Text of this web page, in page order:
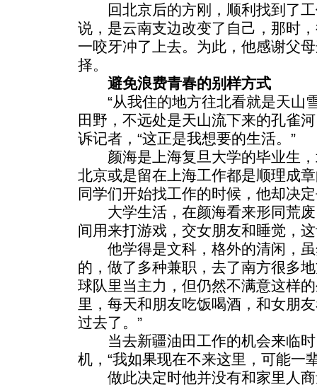
回北京后的方刚，顺利找到了工
说，是云南支边改变了自己，那时
一咬牙冲了上去。为此，他感谢父
择。
避免浪费青春的别样方式
“从我住的地方往北看就是天山
田野，不远处是天山流下来的孔雀
诉记者，“这正是我想要的生活。”
颜海是上海复旦大学的毕业生，
北京或是留在上海工作都是顺理成
同学们开始找工作的时候，他却决
大学生活，在颜海看来形同荒废
间用来打游戏，交女朋友和睡觉，
他学得是文科，格外的清闲，虽
的，做了多种兼职，去了南方很多
球队里当主力，但仍然不满意这样
里，每天和朋友吃饭喝酒，和女朋
过去了。”
当去新疆油田工作的机会来临时
机，“我如果现在不来这里，可能一
做此决定时他并没有和家里人商